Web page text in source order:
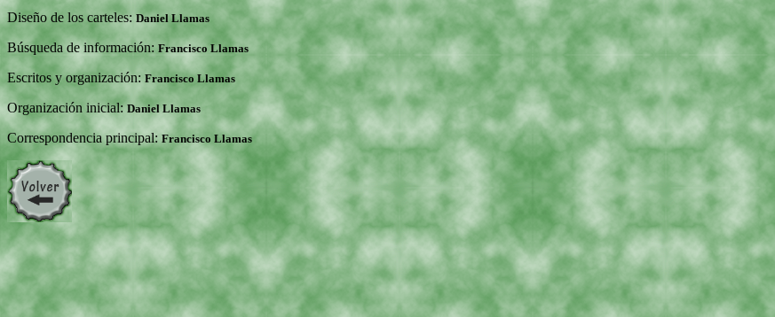
Diseño de los carteles: Daniel Llamas
Búsqueda de información: Francisco Llamas
Escritos y organización: Francisco Llamas
Organización inicial:Daniel Llamas
Correspondencia principal: Francisco Llamas